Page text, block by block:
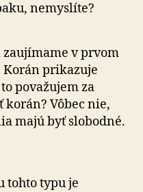
nemyslíte?
zaujímame v prvom
Korán pri­ka­zu­je
považujem za
Vôbec nie,
majú byť slobodné.
tohto typu je